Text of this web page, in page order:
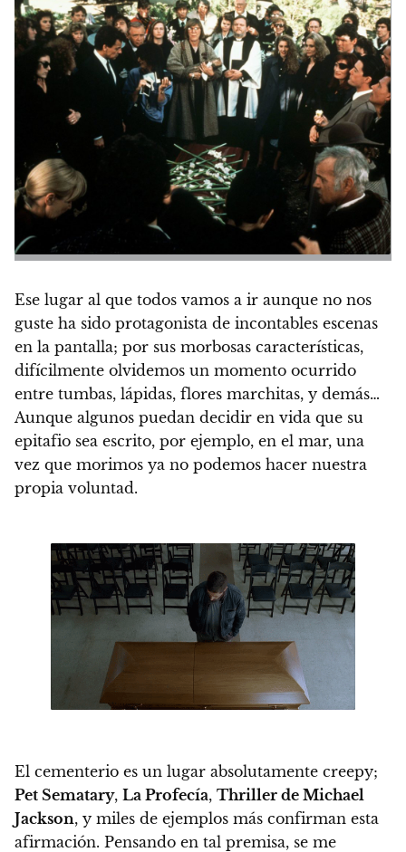
Ese lugar al que todos vamos a ir aunque no nos
guste ha sido protagonista de incontables escenas
en la pantalla; por sus morbosas características,
difícilmente olvidemos un momento ocurrido
entre tumbas, lápidas, flores marchitas, y demás…
Aunque algunos puedan decidir en vida que su
epitafio sea escrito, por ejemplo, en el mar, una
vez que morimos ya no podemos hacer nuestra
propia voluntad.
El cementerio es un lugar absolutamente creepy;
Pet Sematary, La Profecía, Thriller de Michael
Jackson, y miles de ejemplos más confirman esta
afirmación. Pensando en tal premisa, se me